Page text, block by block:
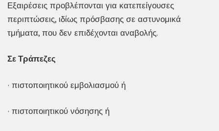
Εξαιρέσεις προβλέπονται για κατεπείγουσες
περιπτώσεις, ιδίως πρόσβασης σε αστυνομικά
τμήματα, που δεν επιδέχονται αναβολής.
Σε Τράπεζες
· πιστοποιητικού εμβολιασμού ή
· πιστοποιητικού νόσησης ή